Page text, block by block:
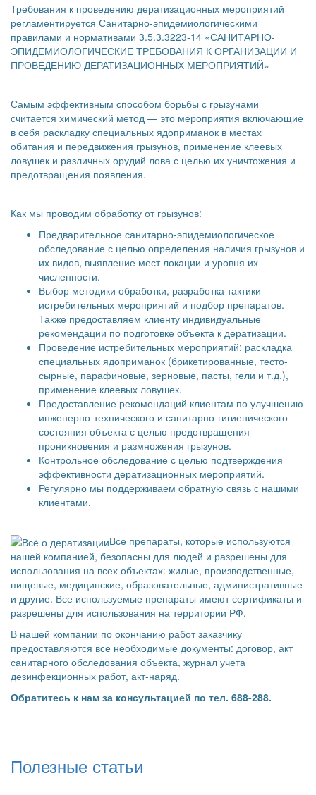
Требования к проведению дератизационных мероприятий
регламентируется Санитарно-эпидемиологическими
правилами и нормативами 3.5.3.3223-14 «САНИТАРНО-
ЭПИДЕМИОЛОГИЧЕСКИЕ ТРЕБОВАНИЯ К ОРГАНИЗАЦИИ И
ПРОВЕДЕНИЮ ДЕРАТИЗАЦИОННЫХ МЕРОПРИЯТИЙ»
Самым эффективным способом борьбы с грызунами
считается химический метод — это мероприятия включающие
в себя раскладку специальных ядоприманок в местах
обитания и передвижения грызунов, применение клеевых
ловушек и различных орудий лова с целью их уничтожения и
предотвращения появления.
Как мы проводим обработку от грызунов:
Предварительное санитарно-эпидемиологическое
обследование с целью определения наличия грызунов и
их видов, выявление мест локации и уровня их
численности.
Выбор методики обработки, разработка тактики
истребительных мероприятий и подбор препаратов.
Также предоставляем клиенту индивидуальные
рекомендации по подготовке объекта к дератизации.
Проведение истребительных мероприятий: раскладка
специальных ядоприманок (брикетированные, тесто-
сырные, парафиновые, зерновые, пасты, гели и т.д.),
применение клеевых ловушек.
Предоставление рекомендаций клиентам по улучшению
инженерно-технического и санитарно-гигиенического
состояния объекта с целью предотвращения
проникновения и размножения грызунов.
Контрольное обследование с целью подтверждения
эффективности дератизационных мероприятий.
Регулярно мы поддерживаем обратную связь с нашими
клиентами.
Все препараты, которые используются
нашей компанией, безопасны для людей и разрешены для
использования на всех объектах: жилые, производственные,
пищевые, медицинские, образовательные, административные
и другие. Все используемые препараты имеют сертификаты и
разрешены для использования на территории РФ.
В нашей компании по окончанию работ заказчику
предоставляются все необходимые документы: договор, акт
санитарного обследования объекта, журнал учета
дезинфекционных работ, акт-наряд.
Обратитесь к нам за консультацией по тел. 688-288.
Полезные статьи